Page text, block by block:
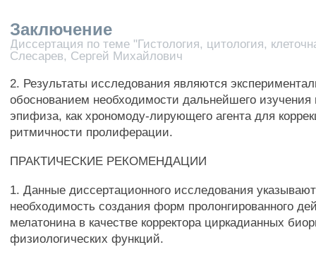
Заключение
Диссертация по теме "Гистология, цитология,
Слесарев, Сергей Михайлович
2. Результаты исследования являются
обоснованием необходимости дальнейшего изучения
эпифиза, как хрономоду-лирующего агента для
ритмичности пролиферации.
ПРАКТИЧЕСКИЕ РЕКОМЕНДАЦИИ
1. Данные диссертационного исследования
необходимость создания форм пролонгированного
мелатонина в качестве корректора циркадианных
физиологических функций.